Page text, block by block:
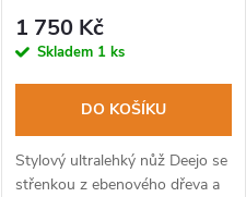
1 750 Kč
Skladem 1 ks
DO KOŠÍKU
Stylový ultralehký nůž Deejo se
střenkou z ebenového dřeva a